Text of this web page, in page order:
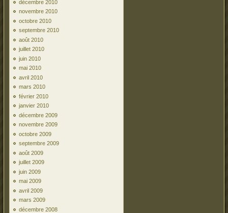
décembre 2010
novembre 2010
octobre 2010
septembre 2010
août 2010
juillet 2010
juin 2010
mai 2010
avril 2010
mars 2010
février 2010
janvier 2010
décembre 2009
novembre 2009
octobre 2009
septembre 2009
août 2009
juillet 2009
juin 2009
mai 2009
avril 2009
mars 2009
décembre 2008